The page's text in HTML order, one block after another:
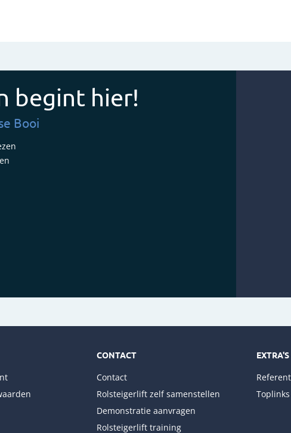
begint hier!
Booi
CONTACT
Contact
Rolsteigerlift zelf samenstellen
Demonstratie aanvragen
Rolsteigerlift training
EXTRA'S
Toplinks